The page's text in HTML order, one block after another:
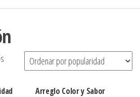
Ordenado
popularidadArreglo Color y Sabor